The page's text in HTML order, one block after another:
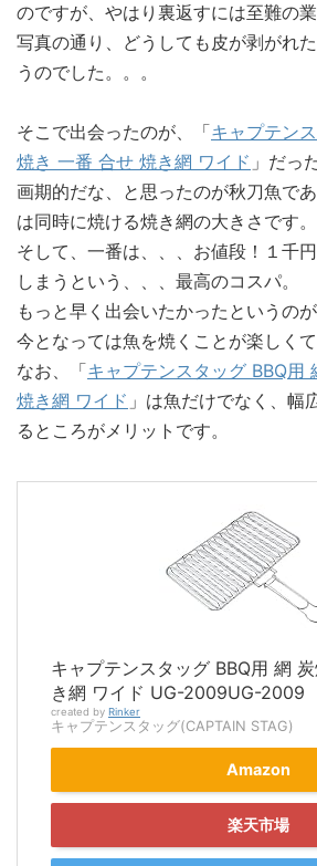
のですが、やはり裏返すには至難の業
写真の通り、どうしても皮が剥がれ
うのでした。。。
そこで出会ったのが、「キャプテン
焼き 一番 合せ 焼き網 ワイド 」だっ
画期的だな、と思ったのが秋刀魚で
は同時に焼ける焼き網の大きさです。
そして、一番は、、、お値段！１千
しまうという、、、最高のコスパ。
もっと早く出会いたかったというのが
今となっては魚を焼くことが楽しくて
なお、「キャプテンスタッグ BBQ用
焼き網 ワイド 」は魚だけでなく、幅
るところがメリットです。
キャプテンスタッグ BBQ用 網
き網 ワイド UG-2009UG-2009
created by Rinker
キャプテンスタッグ(CAPTAIN STAG)
Amazon
楽天市場